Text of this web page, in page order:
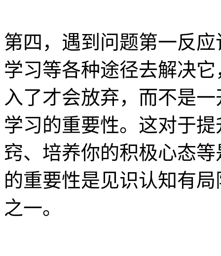
第四，遇到问题第一反
学习等各种途径去解决
入了才会放弃，而不是
学习的重要性。这对于
窍、培养你的积极心态
的重要性是见识认知有
之一。